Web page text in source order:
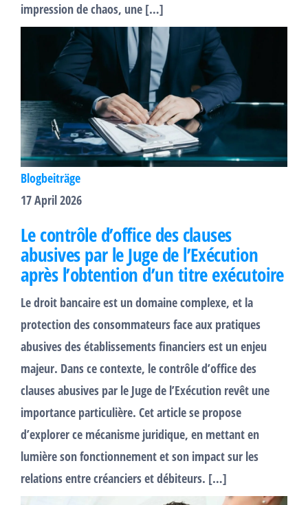
impression de chaos, une […]
Blogbeiträge
17 April 2026
Le contrôle d’office des clauses
abusives par le Juge de l’Exécution
après l’obtention d’un titre exécutoire
Le droit bancaire est un domaine complexe, et la
protection des consommateurs face aux pratiques
abusives des établissements financiers est un enjeu
majeur. Dans ce contexte, le contrôle d’office des
clauses abusives par le Juge de l’Exécution revêt une
importance particulière. Cet article se propose
d’explorer ce mécanisme juridique, en mettant en
lumière son fonctionnement et son impact sur les
relations entre créanciers et débiteurs. […]